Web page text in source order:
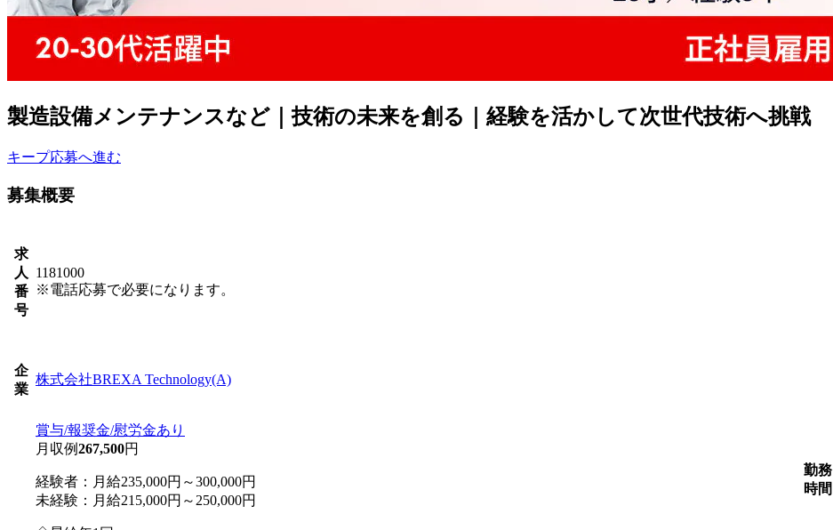
製造設備メンテナンスなど｜技術の未来を創る｜経験を活かして次世代技術へ挑戦
キープ応募へ進む
募集概要
求
人
番
号
1181000
※電話応募で必要になります。
企
業
株式会社BREXA Technology(A)
賞与/報奨金/慰労金あり
月収例267,500円
経験者：月給235,000円～300,000円
未経験：月給215,000円～250,000円
勤務
時間